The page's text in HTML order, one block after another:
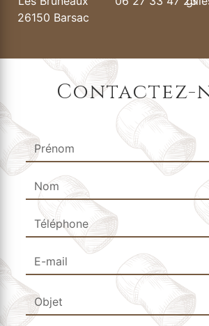
26150 Barsac
Contactez-